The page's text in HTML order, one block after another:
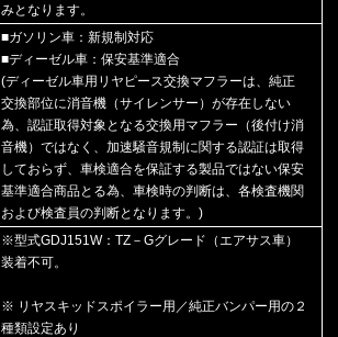
みとなります。
■ガソリン車：新規制対応
■ディーゼル車：保安基準適合
(ディーゼル車用リヤピース交換マフラーは、純正
交換部位に消音機（サイレンサー）が存在しない
為、認証取得対象となる交換用マフラー（後付け消
音機）ではなく、加速騒音規制に関する認証は取得
しておらず、車検適合を保証する製品ではない保安
基準適合商品とる為、車検時の判断は、各検査機関
および検査員の判断となります。)
※型式GDJ151W：TZ－Gグレード（エアサス車）
装着不可。
※ リヤスキッドスポイラー用／純正バンパー用の２
種類設定あり